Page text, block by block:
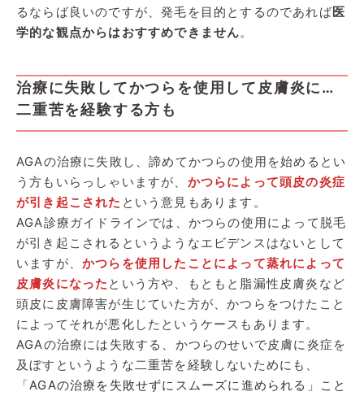
るならば良いのですが、発毛を目的とするのであれば医
学的な観点からはおすすめできません。
治療に失敗してかつらを使用して皮膚炎に…
二重苦を経験する方も
AGAの治療に失敗し、諦めてかつらの使用を始めるとい
う方もいらっしゃいますが、 かつらによって頭皮の炎症
が引き起こされた という意見もあります。
AGA診療ガイドラインでは、かつらの使用によって脱毛
が引き起こされるというようなエビデンスはないとして
いますが、 かつらを使用したことによって蒸れによって
皮膚炎になった という方や、もともと脂漏性皮膚炎など
頭皮に皮膚障害が生じていた方が、かつらをつけたこと
によってそれが悪化したというケースもあります。
AGAの治療には失敗する、かつらのせいで皮膚に炎症を
及ぼすというような二重苦を経験しないためにも、
「AGAの治療を失敗せずにスムーズに進められる」こと